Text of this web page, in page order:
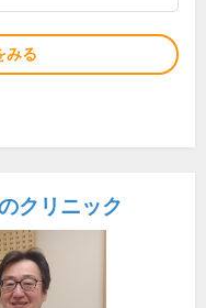
みる
クリニック